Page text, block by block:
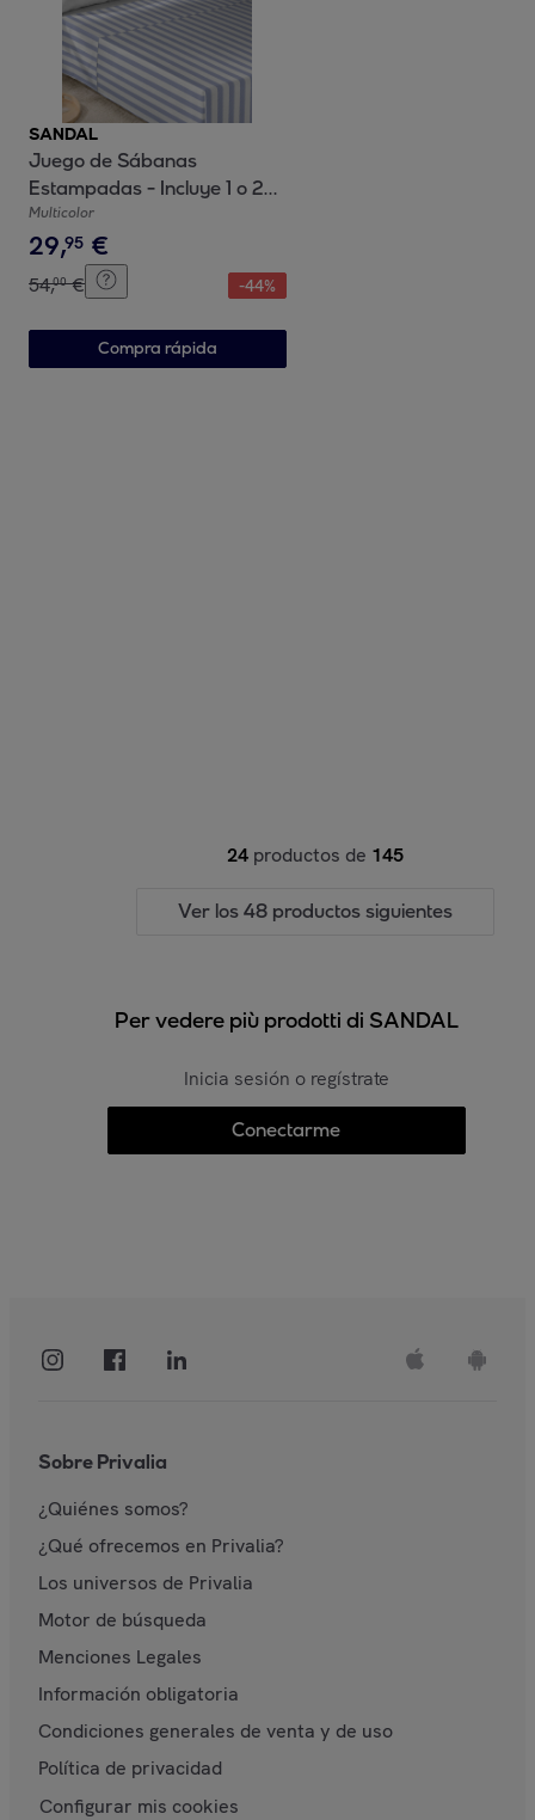
SANDAL
Juego de Sábanas
Estampadas - Incluye 1 o 2
Fundas de Almohada - 100%
Algodón - Costa
Multicolor
29,95 €
54,00 € -44%
Compra rápida
24 productos de 145
Ver los 48 productos siguientes
Per vedere più prodotti di SANDAL
Inicia sesión o regístrate
Conectarme
Sobre Privalia
¿Quiénes somos?
¿Qué ofrecemos en Privalia?
Los universos de Privalia
Motor de búsqueda
Menciones Legales
Información obligatoria
Condiciones generales de venta y de uso
Política de privacidad
Configurar mis cookies